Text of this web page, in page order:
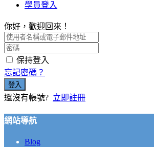
學員登入
你好，歡迎回來！
保持登入
忘記密碼？
登入
還沒有帳號? 立即註冊
網站導航
Blog